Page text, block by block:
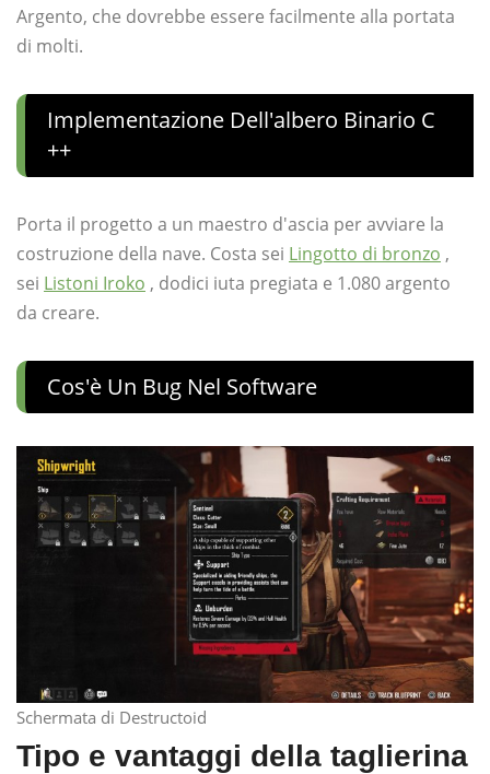
Argento, che dovrebbe essere facilmente alla portata
di molti.
Implementazione Dell'albero Binario C
++
Porta il progetto a un maestro d'ascia per avviare la
costruzione della nave. Costa sei Lingotto di bronzo ,
sei Listoni Iroko , dodici iuta pregiata e 1.080 argento
da creare.
Cos'è Un Bug Nel Software
Schermata di Destructoid
Tipo e vantaggi della taglierina